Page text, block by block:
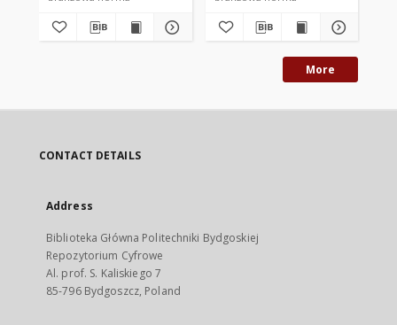
More
CONTACT DETAILS
Address
Biblioteka Główna Politechniki Bydgoskiej
Repozytorium Cyfrowe
Al. prof. S. Kaliskiego 7
85-796 Bydgoszcz, Poland